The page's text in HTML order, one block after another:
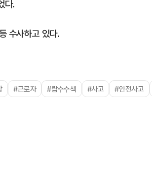
다.
수사하고 있다.
#근로자 #랍수수색 #사고 #안전사고